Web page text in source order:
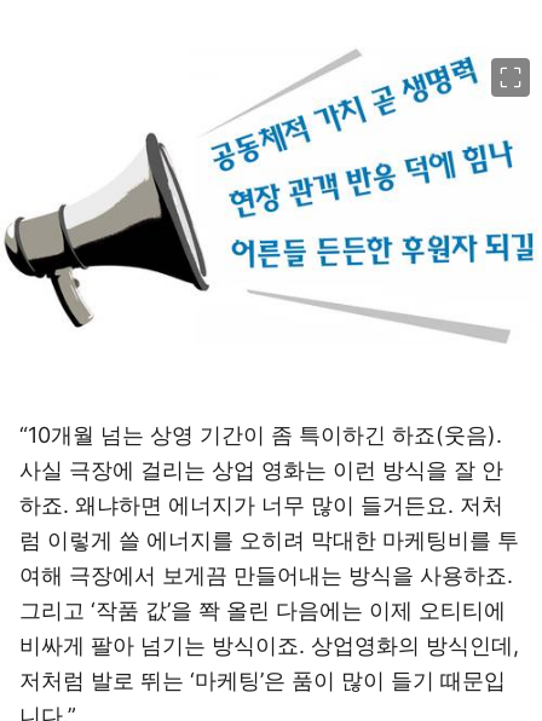
“10개월 넘는 상영 기간이 좀 특이하긴 하죠(웃음).
사실 극장에 걸리는 상업 영화는 이런 방식을 잘 안
하죠. 왜냐하면 에너지가 너무 많이 들거든요. 저처
럼 이렇게 쓸 에너지를 오히려 막대한 마케팅비를 투
여해 극장에서 보게끔 만들어내는 방식을 사용하죠.
그리고 ‘작품 값’을 쫙 올린 다음에는 이제 오티티에
비싸게 팔아 넘기는 방식이죠. 상업영화의 방식인데,
저처럼 발로 뛰는 ‘마케팅’은 품이 많이 들기 때문입
니다.”